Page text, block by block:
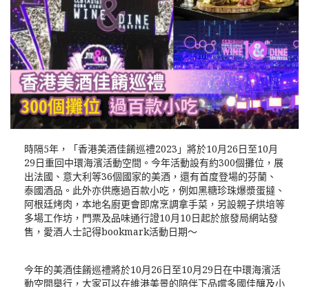
時隔5年，「香港美酒佳餚巡禮2023」將於10月26日至10月
29日重回中環海濱活動空間。今年活動設有約300個攤位，展
出法國、意大利等36個國家的美酒，還有首度登場的芬蘭、
泰國酒品。此外亦供應過百款小吃，例如黑糖珍珠爆漿蛋撻、
阿根廷烤肉，本地名廚更會即席烹調拿手菜，另設親子烘培等
多場工作坊，門票及品味通行證10月10日起於旅發局網站發
售，愛酒人士記得bookmark活動日期～
今年的美酒佳餚巡禮將於10月26日至10月29日在中環海濱活
動空間舉行，大家可以在維港美景的陪伴下品嚐多國佳釀及小